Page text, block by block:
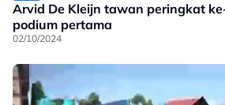
Arvid De Kleijn tawan peringkat
podium pertama
02/10/2024